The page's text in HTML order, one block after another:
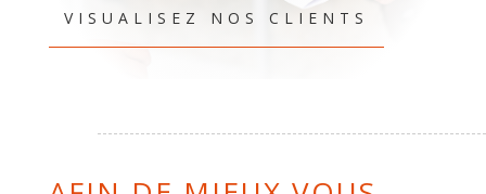
VISUALISEZ NOS CLIENTS